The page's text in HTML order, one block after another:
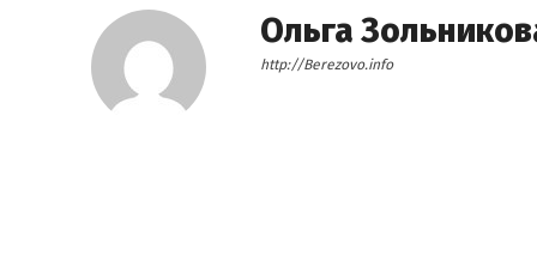
Ольга
http://Berezovo.info